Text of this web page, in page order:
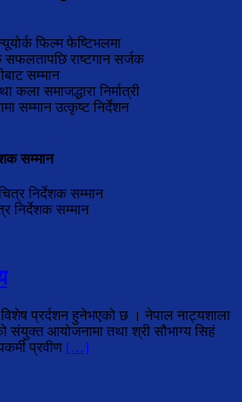
समाजद्धारा निर्मात्री
सम्मान उत्कृष्ट निर्देशन
सम्मान
निर्देशक सम्मान
प्रर्दशन हुनेभएको छ । नेपाल नाट्यशाला
संयुक्त आयोजनामा तथा श्री सौभाग्य सिहं
प्रवीण […]